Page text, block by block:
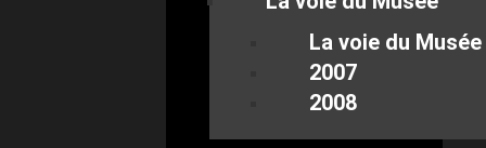
La voie du Musée
2007
2008